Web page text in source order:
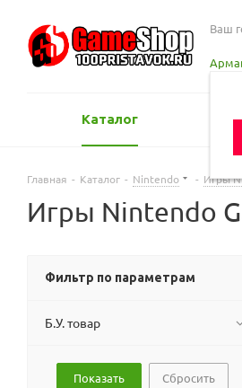
Ваш
Каталог
Главная - Каталог - Nintendo - Игры
Игры Nintendo
Фильтр по параметрам
Б.У. товар
Сбросить